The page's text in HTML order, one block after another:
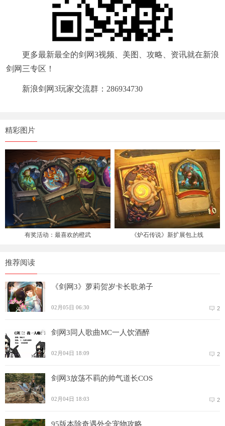
更多最新最全的剑网3视频、美图、攻略、资讯就在新浪
剑网三专区！
新浪剑网3玩家交流群：286934730
精彩图片
有奖活动：最喜欢的橙武 《炉石传说》新扩展包上线
推荐阅读
《剑网3》萝莉贺岁卡长歌弟子
02月05日 06:30 2
剑网3同人歌曲MC一人饮酒醉
02月04日 18:09 2
剑网3放荡不羁的帅气道长COS
02月04日 18:03 2
95版本除奇遇外全宠物攻略